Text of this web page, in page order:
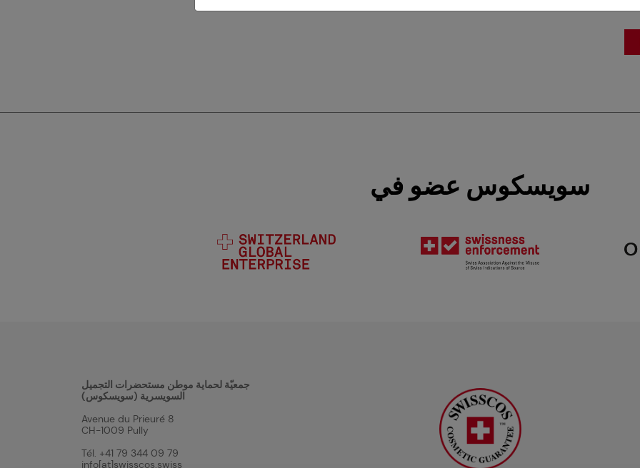
سويسكوس عضو في
جمعيّة لحماية موطن مستحضرات التجميل
السويسرية (سويسكوس)
Avenue du Prieuré 8
CH-1009 Pully
Tél. +41 79 344 09 79
info[at]swisscos.swiss